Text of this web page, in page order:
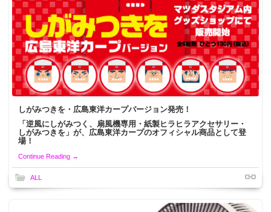
しがみつきを・広島東洋カープバージョン発売！
「逆風にしがみつく、 扇風機専用・紙製ヒラヒラアクセサリー・
しがみつきを」が、広島東洋カープのオフィシャル商品として登
場！
Continue Reading →
ALL